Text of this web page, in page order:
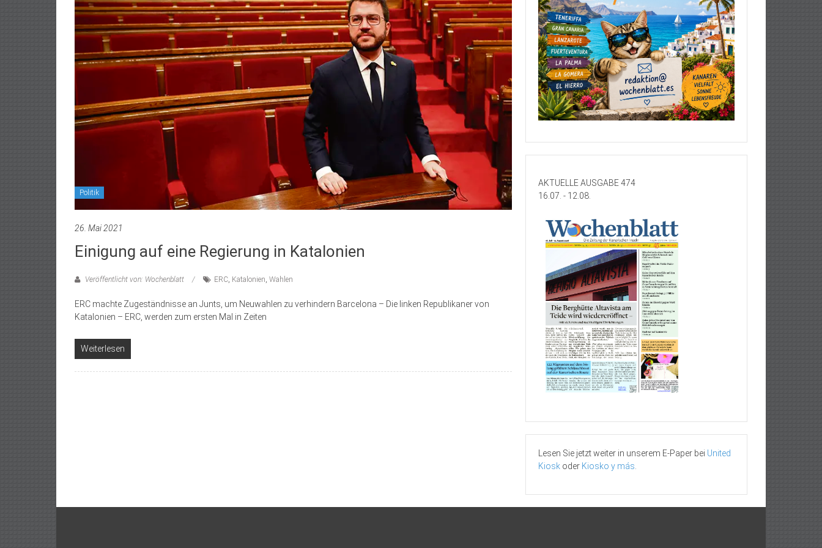
Politik
26. Mai 2021
Einigung auf eine Regierung in Katalonien
Veröffentlicht von: Wochenblatt ERC Katalonien Wahlen
ERC machte Zugeständnisse an Junts, um Neuwahlen zu verhindern Barcelona – Die linken Republikaner von
Katalonien – ERC, werden zum ersten Mal in Zeiten
Weiterlesen
AKTUELLE AUSGABE 474
16.07. - 12.08.
Lesen Sie jetzt weiter in unserem E-Paper bei United
Kiosk oder Kiosko y más